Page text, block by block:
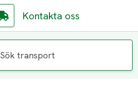
Kontakta oss
Sök transport